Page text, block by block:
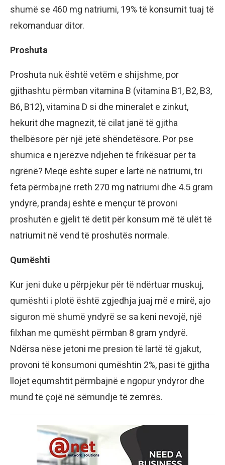
shumë se 460 mg natriumi, 19% të konsumit tuaj të
rekomanduar ditor.
Proshuta
Proshuta nuk është vetëm e shijshme, por
gjithashtu përmban vitamina B (vitamina B1, B2, B3,
B6, B12), vitamina D si dhe mineralet e zinkut,
hekurit dhe magnezit, të cilat janë të gjitha
thelbësore për një jetë shëndetësore. Por pse
shumica e njerëzve ndjehen të frikësuar për ta
ngrënë? Meqë është super e lartë në natriumi, tri
feta përmbajnë rreth 270 mg natriumi dhe 4.5 gram
yndyrë, prandaj është e mençur të provoni
proshutën e gjelit të detit për konsum më të ulët të
natriumit në vend të proshutës normale.
Qumështi
Kur jeni duke u përpjekur për të ndërtuar muskuj,
qumështi i plotë është zgjedhja juaj më e mirë, ajo
siguron më shumë yndyrë se sa keni nevojë, një
filxhan me qumësht përmban 8 gram yndyrë.
Ndërsa nëse jetoni me presion të lartë të gjakut,
provoni të konsumoni qumështin 2%, pasi të gjitha
llojet equmshtit përmbajnë e ngopur yndyror dhe
mund të çojë në sëmundje të zemrës.